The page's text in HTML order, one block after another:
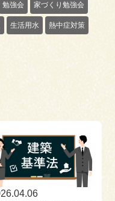
勉強会 家づくり勉強会
生活用水 熱中症対策